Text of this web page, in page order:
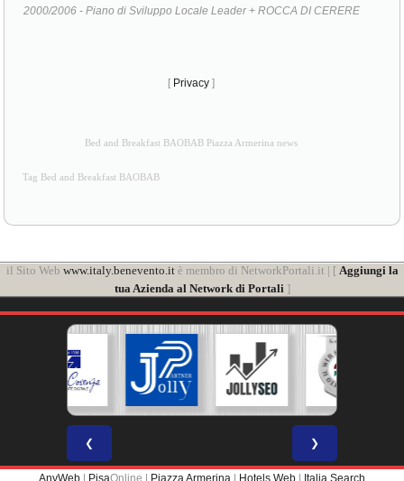
2000/2006 - Piano di Sviluppo Locale Leader + ROCCA DI CERERE
[ Privacy ]
Bed and Breakfast BAOBAB Piazza Armerina news
Tag Bed and Breakfast BAOBAB
il Sito Web www.italy.benevento.itè membro di NetworkPortali.it | [ Aggiungi la
tua Azienda al Network di Portali ]
❮ ❯
AnyWeb | PisaOnline | Piazza Armerina | Hotels Web | Italia Search